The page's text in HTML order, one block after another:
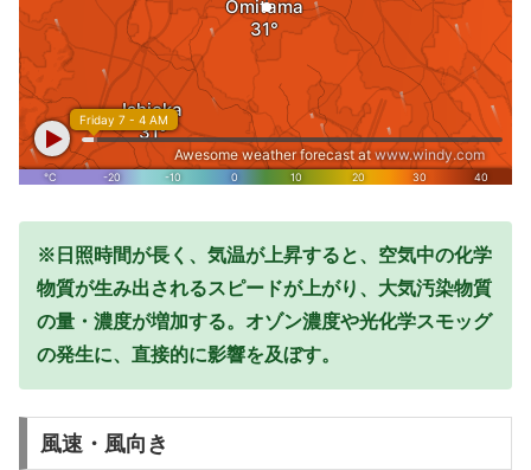
※日照時間が長く、気温が上昇すると、空気中の化学
物質が生み出されるスピードが上がり、大気汚染物質
の量・濃度が増加する。オゾン濃度や光化学スモッグ
の発生に、直接的に影響を及ぼす。
風速・風向き